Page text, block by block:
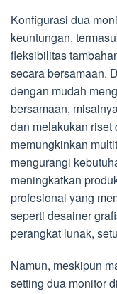
Konfigurasi dua
keuntungan,
fleksibilitas
secara bersamaan.
dengan mudah
bersamaan,
dan melakukan
memungkinkan
mengurangi
meningkatkan
profesional yang
seperti desainer
perangkat lunak,
Namun, meskipun
setting dua monitor